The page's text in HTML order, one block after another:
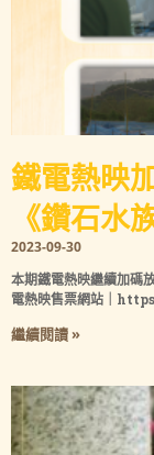
鐵電熱映
《鑽石水
2023-09-30
本期鐵電熱映繼續加碼
電熱映售票網站｜
繼續閱讀 »